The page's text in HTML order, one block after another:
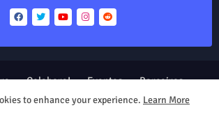
Colabore! Eventos
Parceiros
Produtos
to enhance your experience. Learn More